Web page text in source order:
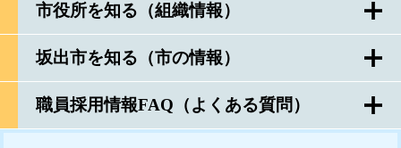
市役所を知る（組織情報）
坂出市を知る（市の情報）
職員採用情報FAQ（よくある質問）